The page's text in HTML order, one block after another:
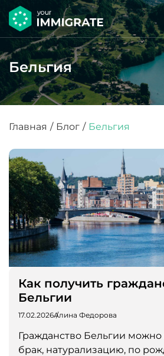
Бельгия
Главная / Блог / Бельгия
Как получить
Бельгии
17.02.2026Алина Федорова
Гражданство Бельгии можно
брак, натурализацию, по